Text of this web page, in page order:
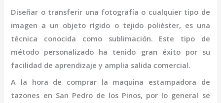
Diseñar o transferir una fotografía o cualquier tipo de
imagen a un objeto rígido o tejido poliéster, es una
técnica conocida como sublimación. Este tipo de
método personalizado ha tenido gran éxito por su
facilidad de aprendizaje y amplia salida comercial.
A la hora de comprar la maquina estampadora de
tazones en San Pedro de los Pinos, por lo general se